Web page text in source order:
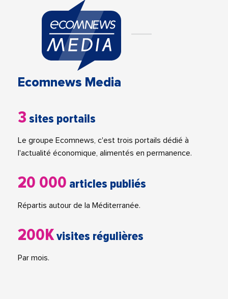
Ecomnews Media
3 sites portails
Le groupe Ecomnews, c'est trois portails dédié à
l'actualité économique, alimentés en permanence.
20 000 articles publiés
Répartis autour de la Méditerranée.
200Kvisites régulières
Par mois.